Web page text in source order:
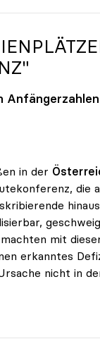
in der
die
mit
erkanntes
nicht in